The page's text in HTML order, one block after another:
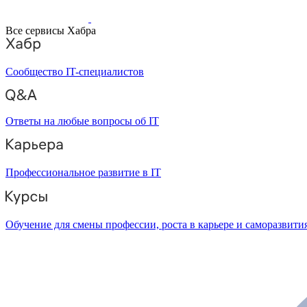
Все сервисы Хабра
Сообщество IT-специалистов
Ответы на любые вопросы об IT
Профессиональное развитие в IT
Обучение для смены профессии, роста в карьере и